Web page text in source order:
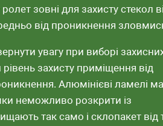
зовні для захисту стекол
від проникнення
увагу при виборі
захисту приміщення від
Алюмінієві ламелі
неможливо розкрити із
так само і склопакет від